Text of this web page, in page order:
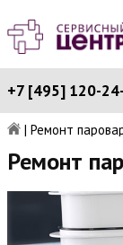
+7 [495] 120-
| Ремонт
Ремонт